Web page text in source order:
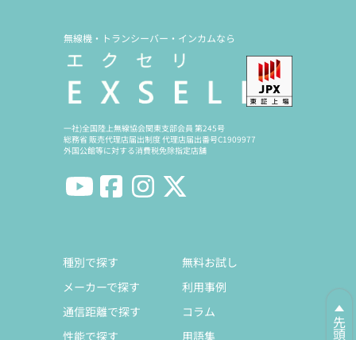
無線機・トランシーバー・インカムなら
一社)全国陸上無線協会関東支部会員 第245号
総務省 販売代理店届出制度 代理店届出番号C1909977
外国公館等に対する消費税免除指定店舗
種別で探す
メーカーで探す
通信距離で探す
性能で探す
無料お試し
利用事例
コラム
用語集